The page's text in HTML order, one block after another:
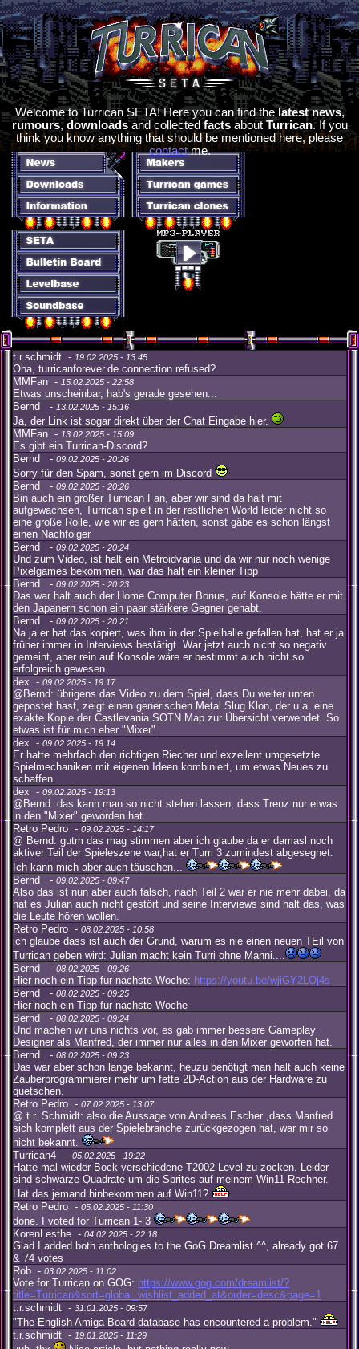
Welcome to Turrican SETA! Here you can find the latest news,
rumours,downloadsand collectedfactsaboutTurrican. If you
think you know anything that should be mentioned here, please
contactme.
t.r.schmidt - 19.02.2025 - 13:45
Oha, turricanforever.de connection refused?
MMFan - 15.02.2025 - 22:58
Etwas unscheinbar, hab's gerade gesehen...
Bernd - 13.02.2025 - 15:16
Ja, der Link ist sogar direkt über der Chat Eingabe hier.
MMFan - 13.02.2025 - 15:09
Es gibt ein Turrican-Discord?
Bernd - 09.02.2025 - 20:26
Sorry für den Spam, sonst gern im Discord
Bernd - 09.02.2025 - 20:26
Bin auch ein großer Turrican Fan, aber wir sind da halt mit
aufgewachsen, Turrican spielt in der restlichen World leider nicht so
eine große Rolle, wie wir es gern hätten, sonst gäbe es schon längst
einen Nachfolger
Bernd - 09.02.2025 - 20:24
Und zum Video, ist halt ein Metroidvania und da wir nur noch wenige
Pixelgames bekommen, war das halt ein kleiner Tipp
Bernd - 09.02.2025 - 20:23
Das war halt auch der Home Computer Bonus, auf Konsole hätte er mit
den Japanern schon ein paar stärkere Gegner gehabt.
Bernd - 09.02.2025 - 20:21
Na ja er hat das kopiert, was ihm in der Spielhalle gefallen hat, hat er ja
früher immer in Interviews bestätigt. War jetzt auch nicht so negativ
gemeint, aber rein auf Konsole wäre er bestimmt auch nicht so
erfolgreich gewesen.
dex - 09.02.2025 - 19:17
@Bernd: übrigens das Video zu dem Spiel, dass Du weiter unten
gepostet hast, zeigt einen generischen Metal Slug Klon, der u.a. eine
exakte Kopie der Castlevania SOTN Map zur Übersicht verwendet. So
etwas ist für mich eher "Mixer".
dex - 09.02.2025 - 19:14
Er hatte mehrfach den richtigen Riecher und exzellent umgesetzte
Spielmechaniken mit eigenen Ideen kombiniert, um etwas Neues zu
schaffen.
dex - 09.02.2025 - 19:13
@Bernd: das kann man so nicht stehen lassen, dass Trenz nur etwas
in den "Mixer" geworden hat.
Retro Pedro - 09.02.2025 - 14:17
@ Bernd: gutm das mag stimmen aber ich glaube da er damasl noch
aktiver Teil der Spieleszene war,hat er Turri 3 zumindest abgesegnet.
Ich kann mich aber auch täuschen...
Bernd - 09.02.2025 - 09:47
Also das ist nun aber auch falsch, nach Teil 2 war er nie mehr dabei, da
hat es Julian auch nicht gestört und seine Interviews sind halt das, was
die Leute hören wollen.
Retro Pedro - 08.02.2025 - 10:58
ich glaube dass ist auch der Grund, warum es nie einen neuen TEil von
Turrican geben wird: Julian macht kein Turri ohne Manni....
Bernd - 08.02.2025 - 09:26
Hier noch ein Tipp für nächste Woche: https://youtu.be/wjiGY2LOj4s
Bernd - 08.02.2025 - 09:25
Hier noch ein Tipp für nächste Woche
Bernd - 08.02.2025 - 09:24
Und machen wir uns nichts vor, es gab immer bessere Gameplay
Designer als Manfred, der immer nur alles in den Mixer geworfen hat.
Bernd - 08.02.2025 - 09:23
Das war aber schon lange bekannt, heuzu benötigt man halt auch keine
Zauberprogrammierer mehr um fette 2D-Action aus der Hardware zu
quetschen.
Retro Pedro - 07.02.2025 - 13:07
@ t.r. Schmidt: also die Aussage von Andreas Escher ,dass Manfred
sich komplett aus der Spielebranche zurückgezogen hat, war mir so
nicht bekannt.
Turrican4 - 05.02.2025 - 19:22
Hatte mal wieder Bock verschiedene T2002 Level zu zocken. Leider
sind schwarze Quadrate um die Sprites auf meinem Win11 Rechner.
Hat das jemand hinbekommen auf Win11?
Retro Pedro - 05.02.2025 - 11:30
done. I voted for Turrican 1- 3
KorenLesthe - 04.02.2025 - 22:18
Glad I added both anthologies to the GoG Dreamlist ^^, already got 67
& 74 votes
Rob - 03.02.2025 - 11:02
Vote for Turrican on GOG: https://www.gog.com/dreamlist/?
title=Turrican&sort=global_wishlist_added_at&order=desc&page=1
t.r.schmidt - 31.01.2025 - 09:57
"The English Amiga Board database has encountered a problem."
t.r.schmidt - 19.01.2025 - 11:29